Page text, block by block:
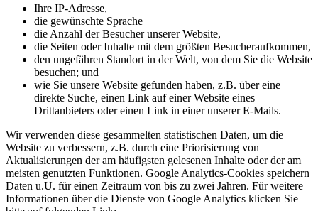
Ihre IP-Adresse,
die gewünschte Sprache
die Anzahl der Besucher unserer Website,
die Seiten oder Inhalte mit dem größten Besucheraufkommen,
den ungefähren Standort in der Welt, von dem Sie die Website
besuchen; und
wie Sie unsere Website gefunden haben, z.B. über eine
direkte Suche, einen Link auf einer Website eines
Drittanbieters oder einen Link in einer unserer E-Mails.
Wir verwenden diese gesammelten statistischen Daten, um die
Website zu verbessern, z.B. durch eine Priorisierung von
Aktualisierungen der am häufigsten gelesenen Inhalte oder der am
meisten genutzten Funktionen. Google Analytics-Cookies speichern
Daten u.U. für einen Zeitraum von bis zu zwei Jahren. Für weitere
Informationen über die Dienste von Google Analytics klicken Sie